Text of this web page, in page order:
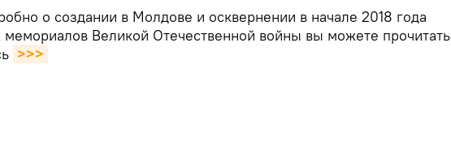
о создании в Молдове и осквернении в начале 2018 года
мемориалов Великой Отечественной войны вы можете прочитать
>>>